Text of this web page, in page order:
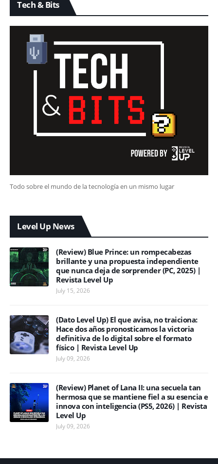
Tech & Bits
Todo sobre el mundo de la tecnología en un mismo lugar
Level Up News
(Review) Blue Prince: un rompecabezas
brillante y una propuesta independiente
que nunca deja de sorprender (PC, 2025) |
Revista Level Up
July 15, 2026
(Dato Level Up) El que avisa, no traiciona:
Hace dos años pronosticamos la victoria
definitiva de lo digital sobre el formato
físico | Revista Level Up
July 09, 2026
(Review) Planet of Lana II: una secuela tan
hermosa que se mantiene fiel a su esencia e
innova con inteligencia (PS5, 2026) | Revista
Level Up
July 09, 2026